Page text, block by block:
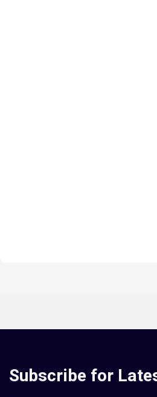
Subscribe for